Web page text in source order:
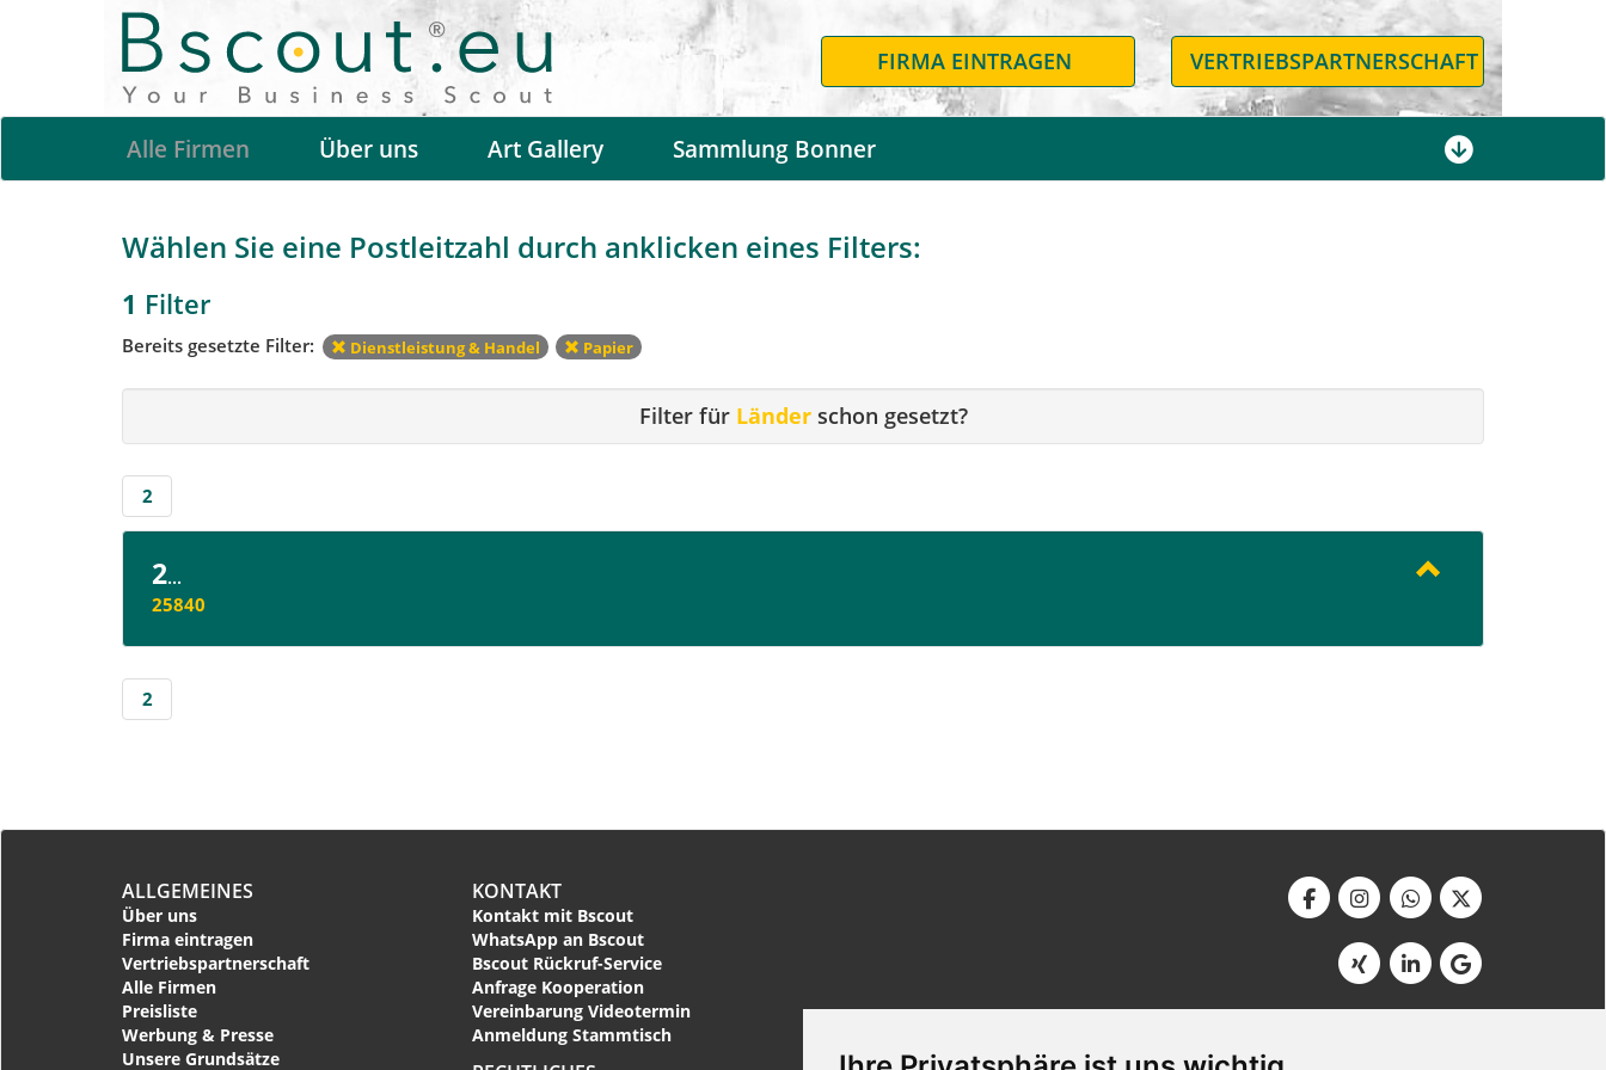
FIRMA EINTRAGEN VERTRIEBSPARTNERSCHAFT
Alle Firmen Über uns Art Gallery Sammlung Bonner
Wählen Sie eine Postleitzahl durch anklicken eines Filters:
1 Filter
Bereits gesetzte Filter: Dienstleistung & Handel Papier
Filter für Länderschon gesetzt?
2
2...
25840
2
ALLGEMEINES
Über uns
Firma eintragen
Vertriebspartnerschaft
Alle Firmen
Preisliste
Werbung & Presse
Unsere Grundsätze
KONTAKT
Kontakt mit Bscout
WhatsApp an Bscout
Bscout Rückruf-Service
Anfrage Kooperation
Vereinbarung Videotermin
Anmeldung Stammtisch